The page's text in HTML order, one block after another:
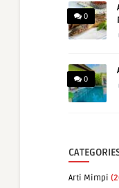
0
0
Arti Mimpi